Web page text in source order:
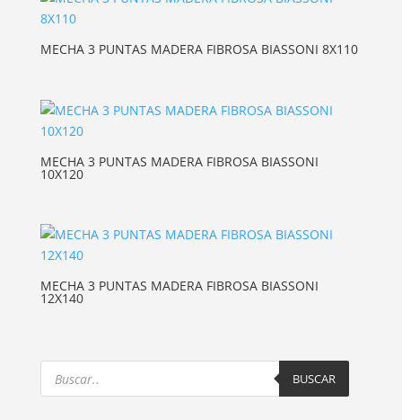
MECHA 3 PUNTAS MADERA FIBROSA BIASSONI 8X110
MECHA 3 PUNTAS MADERA FIBROSA BIASSONI
10X120
MECHA 3 PUNTAS MADERA FIBROSA BIASSONI
12X140
Products
search BUSCAR